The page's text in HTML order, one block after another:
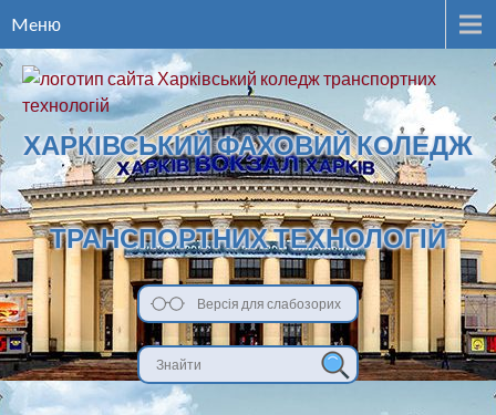
Meню
ХАРКІВСЬКИЙ ФАХОВИЙ КОЛЕДЖ
ТРАНСПОРТНИХ ТЕХНОЛОГІЙ
Версія для слабозорих